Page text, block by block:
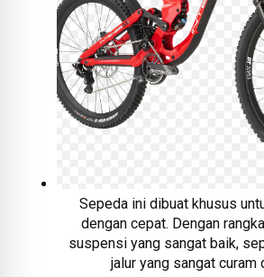
Sepeda ini dibuat khusus
dengan cepat. Dengan
suspensi yang sangat baik,
jalur yang sangat curam